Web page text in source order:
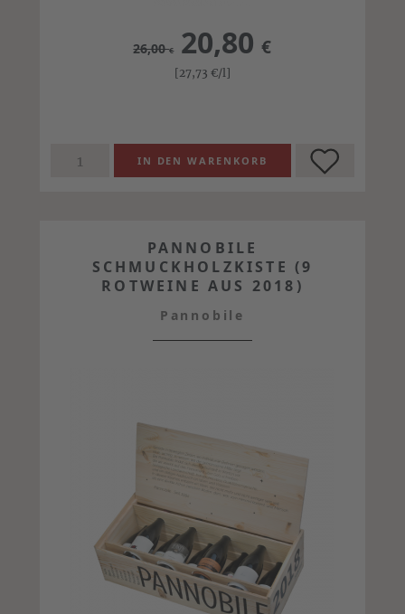
26,00€ 20,80€
[27,73 €/l]
PANNOBILE
SCHMUCKHOLZKISTE (9
ROTWEINE AUS 2018)
Pannobile